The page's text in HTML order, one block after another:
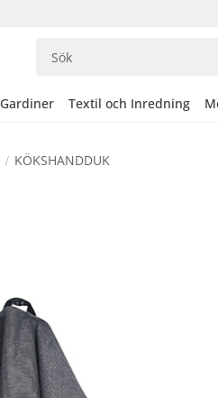
Gardiner Textil och Inredning
KÖKSHANDDUK